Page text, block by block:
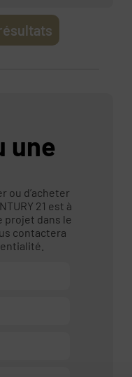
une
ou d’acheter
21 est à
projet dans le
contactera